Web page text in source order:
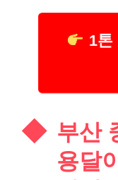
1톤
부산
용달